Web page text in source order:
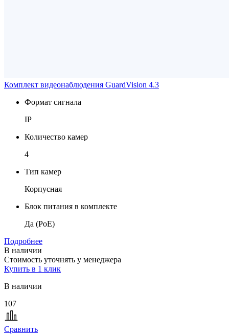
Комплект видеонаблюдения GuardVision 4.3
Формат сигнала
IP
Количество камер
4
Тип камер
Корпусная
Блок питания в комплекте
Да (PoE)
Подробнее
В наличии
Стоимость уточнять у менеджера
Купить в 1 клик
В наличии
107
Сравнить